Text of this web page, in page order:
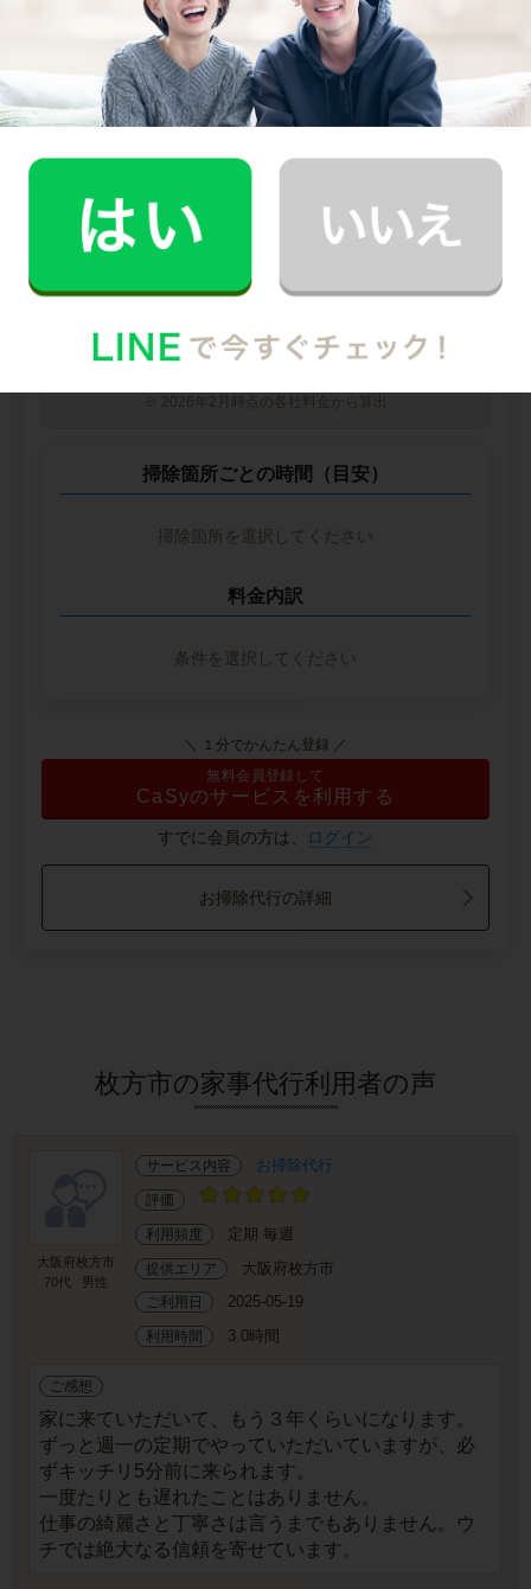
他社との比較
業界大手B社
中堅CH社
--
※ 2026年2月時点の各社料金から算出
掃除箇所ごとの時間（目安）
掃除箇所を選択してください
料金内訳
条件を選択してください
＼ １分でかんたん登録 ／
無料会員登録して
CaSyのサービスを利用する
すでに会員の方は、 ログイン
お掃除代行の詳細
枚方市の家事代行利用者の声
大阪府枚方市
70代
男性
サービス内容 お掃除代行
評価
利用頻度 定期 毎週
提供エリア 大阪府枚方市
ご利用日 2025-05-19
利用時間 3.0時間
ご感想
家に来ていただいて、もう３年くらいになります。
ずっと週一の定期でやっていただいていますが、必
ずキッチリ5分前に来られます。
一度たりとも遅れたことはありません。
仕事の綺麗さと丁寧さは言うまでもありません。ウ
チでは絶大なる信頼を寄せています。